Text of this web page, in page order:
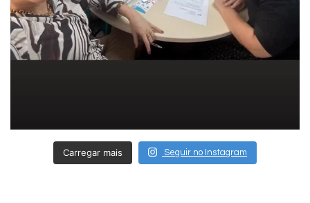
Carregar mais Seguir no Instagram